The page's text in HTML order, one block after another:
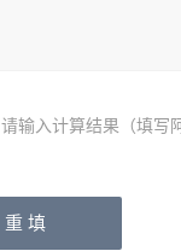
请输入计算结果（填写